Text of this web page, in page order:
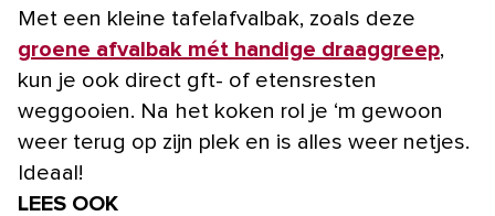
Met een kleine tafelafvalbak, zoals deze
groene afvalbak mét handige draaggreep,
kun je ook direct gft- of etensresten
weggooien. Na het koken rol je ‘m gewoon
weer terug op zijn plek en is alles weer netjes.
Ideaal!
LEES OOK